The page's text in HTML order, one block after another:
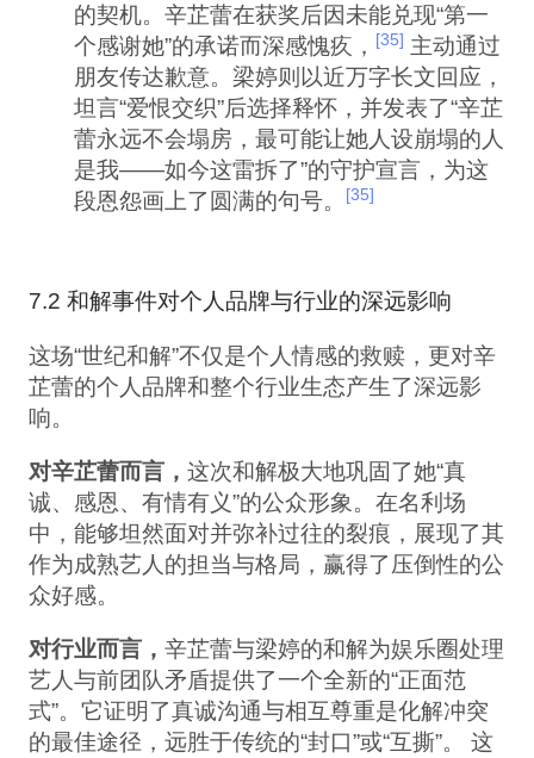
的契机。辛芷蕾在获奖后因未能兑现“第一
个感谢她”的承诺而深感愧疚， [35] 主动通过
朋友传达歉意。梁婷则以近万字长文回应，
坦言“爱恨交织”后选择释怀，并发表了“辛芷
蕾永远不会塌房，最可能让她人设崩塌的人
是我——如今这雷拆了”的守护宣言，为这
段恩怨画上了圆满的句号。
[35]
7.2 和解事件对个人品牌与行业的深远影响
这场“世纪和解”不仅是个人情感的救赎，更对辛
芷蕾的个人品牌和整个行业生态产生了深远影
响。
对辛芷蕾而言， 这次和解极大地巩固了她“真
诚、感恩、有情有义”的公众形象。在名利场
中，能够坦然面对并弥补过往的裂痕，展现了其
作为成熟艺人的担当与格局，赢得了压倒性的公
众好感。
对行业而言， 辛芷蕾与梁婷的和解为娱乐圈处理
艺人与前团队矛盾提供了一个全新的“正面范
式”。它证明了真诚沟通与相互尊重是化解冲突
的最佳途径，远胜于传统的“封口”或“互撕”。 这